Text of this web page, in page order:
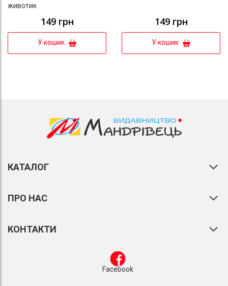
животик
149 грн
У кошик
149 грн
У кошик
КАТАЛОГ
ПРО НАС
КОНТАКТИ
Facebook